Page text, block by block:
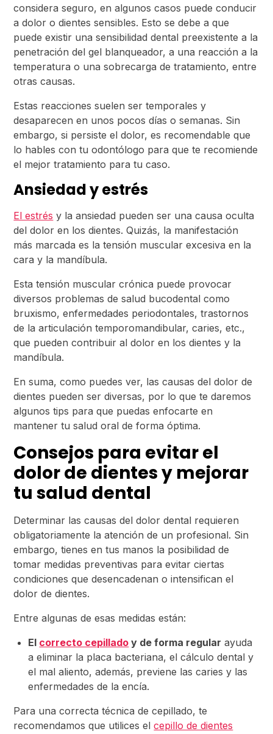
considera seguro, en algunos casos puede conducir
a dolor o dientes sensibles. Esto se debe a que
puede existir una sensibilidad dental preexistente a la
penetración del gel blanqueador, a una reacción a la
temperatura o una sobrecarga de tratamiento, entre
otras causas.
Estas reacciones suelen ser temporales y
desaparecen en unos pocos días o semanas. Sin
embargo, si persiste el dolor, es recomendable que
lo hables con tu odontólogo para que te recomiende
el mejor tratamiento para tu caso.
Ansiedad y estrés
El estrés y la ansiedad pueden ser una causa oculta
del dolor en los dientes. Quizás, la manifestación
más marcada es la tensión muscular excesiva en la
cara y la mandíbula.
Esta tensión muscular crónica puede provocar
diversos problemas de salud bucodental como
bruxismo, enfermedades periodontales, trastornos
de la articulación temporomandibular, caries, etc.,
que pueden contribuir al dolor en los dientes y la
mandíbula.
En suma, como puedes ver, las causas del dolor de
dientes pueden ser diversas, por lo que te daremos
algunos tips para que puedas enfocarte en
mantener tu salud oral de forma óptima.
Consejos para evitar el
dolor de dientes y mejorar
tu salud dental
Determinar las causas del dolor dental requieren
obligatoriamente la atención de un profesional. Sin
embargo, tienes en tus manos la posibilidad de
tomar medidas preventivas para evitar ciertas
condiciones que desencadenan o intensifican el
dolor de dientes.
Entre algunas de esas medidas están:
El correcto cepillado y de forma regular ayuda
a eliminar la placa bacteriana, el cálculo dental y
el mal aliento, además, previene las caries y las
enfermedades de la encía.
Para una correcta técnica de cepillado, te
recomendamos que utilices elcepillo de dientes